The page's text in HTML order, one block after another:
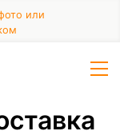
или